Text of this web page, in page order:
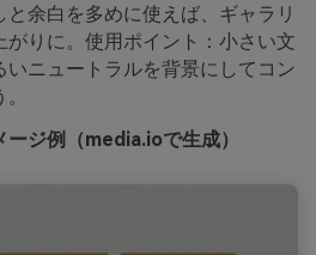
余白を多めに使えば、ギャラリ
りに。使用ポイント：小さい文
ニュートラルを背景にしてコン
ジ例（media.ioで生成）